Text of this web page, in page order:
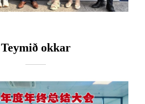
Teymið okkar